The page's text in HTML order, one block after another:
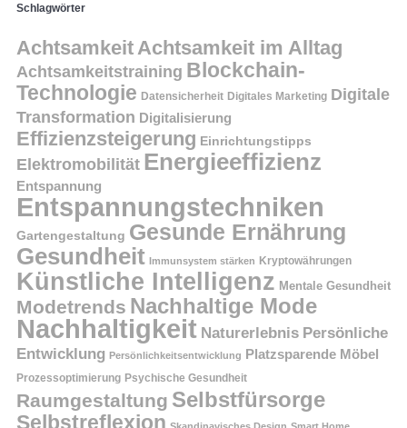
Schlagwörter
AchtsamkeitAchtsamkeit im Alltag
Achtsamkeitstraining Blockchain-
Technologie Datensicherheit Digitales Marketing Digitale
Transformation Digitalisierung
Effizienzsteigerung Einrichtungstipps
Elektromobilität Energieeffizienz
Entspannung
Entspannungstechniken
Gartengestaltung Gesunde Ernährung
Gesundheit Immunsystem stärken Kryptowährungen
Künstliche Intelligenz Mentale Gesundheit
Modetrends Nachhaltige Mode
Nachhaltigkeit Naturerlebnis Persönliche
Entwicklung Persönlichkeitsentwicklung Platzsparende Möbel
Prozessoptimierung Psychische Gesundheit
Raumgestaltung Selbstfürsorge
Selbstreflexion